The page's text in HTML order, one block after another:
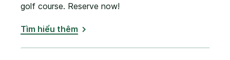
golf course. Reserve now!
Tìm hiểu thêm